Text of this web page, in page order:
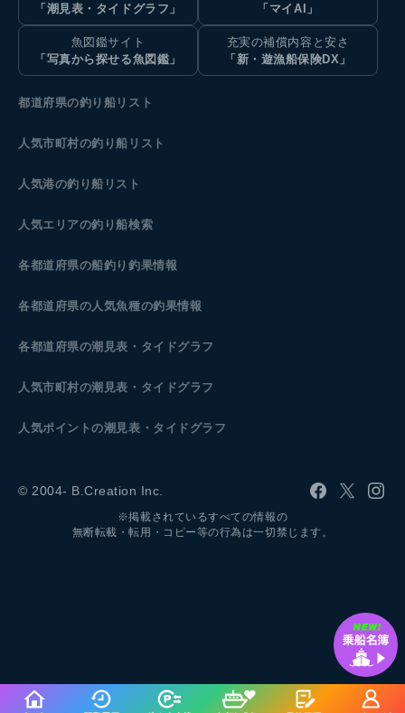
「潮見表・タイドグラフ」
「マイAI」
魚図鑑サイト
「写真から探せる魚図鑑」
充実の補償内容と安さ
「新・遊漁船保険DX」
都道府県の釣り船リスト
人気市町村の釣り船リスト
人気港の釣り船リスト
人気エリアの釣り船検索
各都道府県の船釣り釣果情報
各都道府県の人気魚種の釣果情報
各都道府県の潮見表 ・タイドグラフ
人気市町村の潮見表・タイドグラフ
人気ポイントの潮見表・タイドグラフ
© 2004- B.Creation Inc.
※掲載されているすべての情報の
無断転載・転用・コピー等の行為は一切禁じます。